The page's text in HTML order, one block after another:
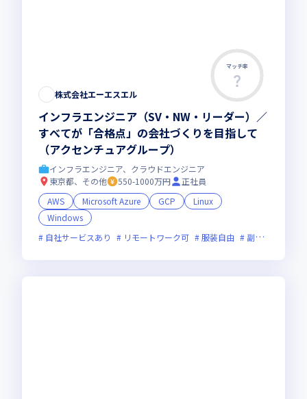
マッチ率
株式会社エーエスエル
インフラエンジニア（SV・NW・リーダー）／
すべてが「合格点」の会社づくりを目指して
（アクセンチュアグループ）
インフラエンジニア、クラウドエンジニア
東京都、その他
550-1000万円
正社員
AWS
Microsoft Azure GCP
Linux
Windows
自社サービスあり
リモートワーク可 服装自由 副業可